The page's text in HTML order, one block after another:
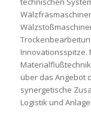
Innovationsspitze.
über das Angebot
synergetische
Logistik und